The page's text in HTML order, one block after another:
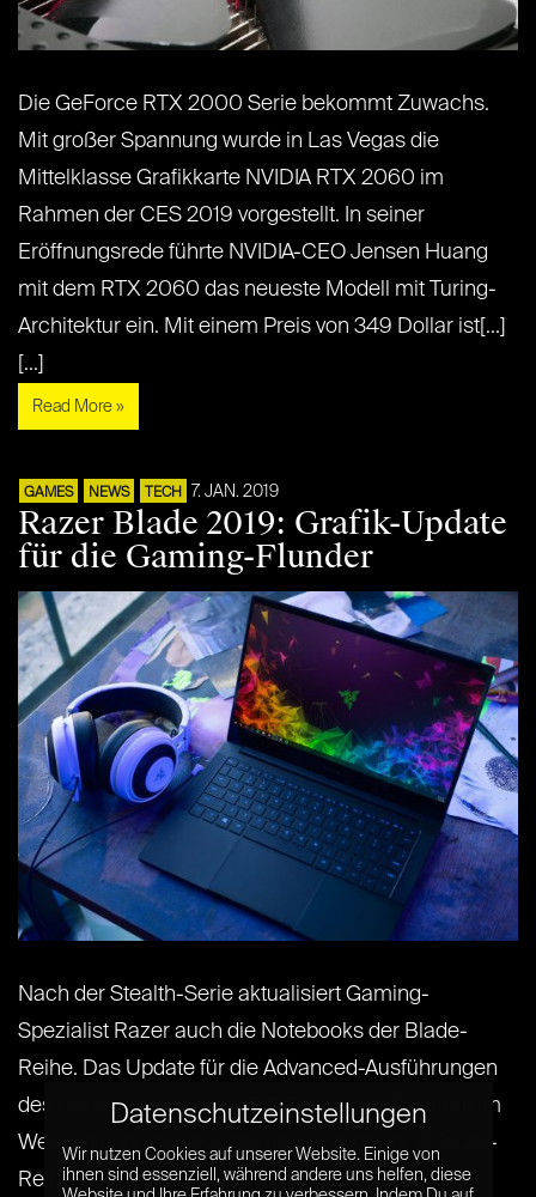
Die GeForce RTX 2000 Serie bekommt Zuwachs.
Mit großer Spannung wurde in Las Vegas die
Mittelklasse Grafikkarte NVIDIA RTX 2060 im
Rahmen der CES 2019 vorgestellt. In seiner
Eröffnungsrede führte NVIDIA-CEO Jensen Huang
mit dem RTX 2060 das neueste Modell mit Turing-
Architektur ein. Mit einem Preis von 349 Dollar ist[...]
[...]
Read More »
GAMES NEWS TECH 7. JAN. 2019
Razer Blade 2019: Grafik-Update
für die Gaming-Flunder
Nach der Stealth-Serie aktualisiert Gaming-
Spezialist Razer auch die Notebooks der Blade-
Reihe. Das Update für die Advanced-Ausführungen
des Gaming-Laptop im 15,6-Zoll-Format besteht im
Wesentlichen aus neuen Grafik-Chips der RTX-20-
Reihe von Nvidia. Außerdem können Nutzer das
Datenschutzeinstellungen
Wir nutzen Cookies auf unserer Website. Einige von
ihnen sind essenziell, während andere uns helfen, diese